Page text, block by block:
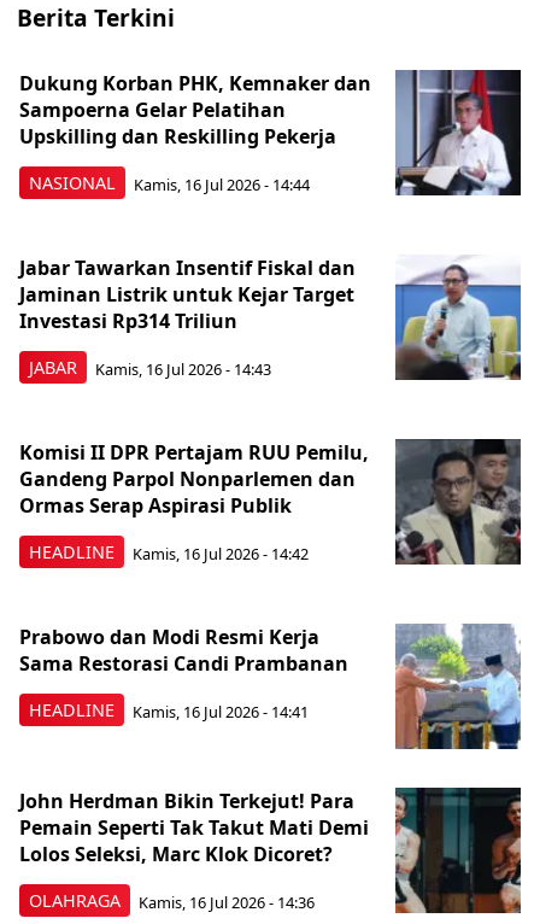
Berita Terkini
NASIONAL
Dukung Korban PHK, Kemnaker dan
Sampoerna Gelar Pelatihan
Upskilling dan Reskilling Pekerja
Kamis, 16 Jul 2026 - 14:44
JABAR
Jabar Tawarkan Insentif Fiskal dan
Jaminan Listrik untuk Kejar Target
Investasi Rp314 Triliun
Kamis, 16 Jul 2026 - 14:43
HEADLINE
Komisi II DPR Pertajam RUU Pemilu,
Gandeng Parpol Nonparlemen dan
Ormas Serap Aspirasi Publik
Kamis, 16 Jul 2026 - 14:42
HEADLINE
Prabowo dan Modi Resmi Kerja
Sama Restorasi Candi Prambanan
Kamis, 16 Jul 2026 - 14:41
OLAHRAGA
John Herdman Bikin Terkejut! Para
Pemain Seperti Tak Takut Mati Demi
Lolos Seleksi, Marc Klok Dicoret?
Kamis, 16 Jul 2026 - 14:36